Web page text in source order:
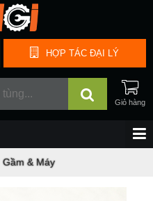
HỢP TÁC ĐẠI LÝ
Gầm & Máy